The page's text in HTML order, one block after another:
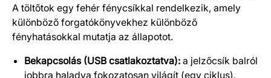
A töltőtok egy fehér fénycsíkkal rendelkezik, amely
különböző forgatókönyvekhez különböző
fényhatásokkal mutatja az állapotot.
Bekapcsolás (USB csatlakoztatva): a jelzőcsík balról
jobbra haladva fokozatosan világít (egy ciklus).